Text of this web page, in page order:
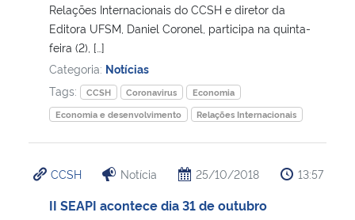
Secretaria de Governo
Gabinete de Segurança Institucional
Advocacia-Geral da União
Relações Internacionais do CCSH e diretor da
Editora UFSM, Daniel Coronel, participa na quinta-
feira (2), […]
Categoria: Notícias
Tags:
CCSH Coronavirus
Economia
Economia e desenvolvimento
Relações Internacionais
CCSH Notícia 25/10/2018 13:57
II SEAPI acontece dia 31 de outubro